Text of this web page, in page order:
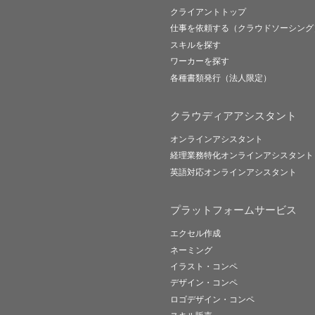
クライアントトップ
仕事を依頼する（クラウドソーシング
スキルを探す
ワーカーを探す
各種書類発行（法人限定）
クラウディアアシスタント
オンラインアシスタント
経理業務特化オンラインアシスタント
英語対応オンラインアシスタント
プラットフォームサービス
エクセル作成
ネーミング
イラスト・コンペ
デザイン・コンペ
ロゴデザイン・コンペ